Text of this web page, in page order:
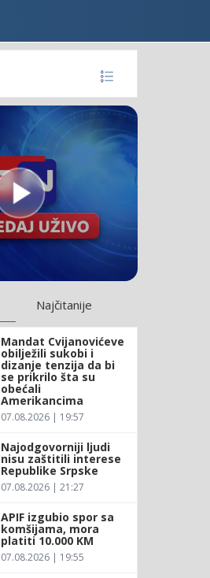
Najčitanije
Mandat Cvijanovićeve
obilježili sukobi i
dizanje tenzija da bi
se prikrilo šta su
obećali
Amerikancima
07.08.2026 | 19:57
Najodgovorniji ljudi
nisu zaštitili interese
Republike Srpske
07.08.2026 | 21:27
APIF izgubio spor sa
komšijama, mora
platiti 10.000 KM
07.08.2026 | 19:55